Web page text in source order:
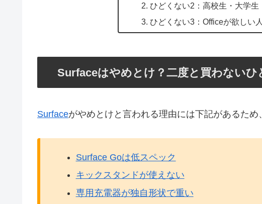
ひどくない2：高校生・大学生
ひどくない3：Officeが欲しい人
Surfaceはやめとけ？二度と買わないひ
Surfaceがやめとけと言われる理由には下記があるため
Surface Goは低スペック
キックスタンドが使えない
専用充電器が独自形状で重い